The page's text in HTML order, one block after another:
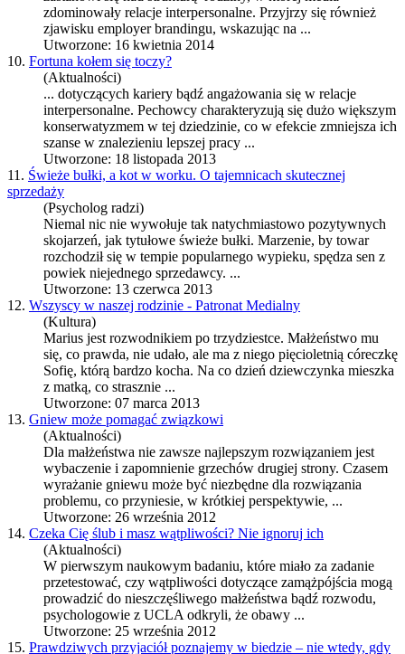
zdominowały relacje interpersonalne. Przyjrzy się również
zjawisku employer brandingu, wskazując na ...
Utworzone: 16 kwietnia 2014
10. Fortuna kołem się toczy?
(Aktualności)
... dotyczących kariery bądź angażowania się w relacje
interpersonalne. Pechowcy charakteryzują się dużo większym
konserwatyzmem w tej dziedzinie, co w efekcie zmniejsza ich
szanse w znalezieniu lepszej pracy ...
Utworzone: 18 listopada 2013
11. Świeże bułki, a kot w worku. O tajemnicach skutecznej
sprzedaży
(Psycholog radzi)
Niemal nic nie wywołuje tak natychmiastowo pozytywnych
skojarzeń, jak tytułowe świeże bułki. Marzenie, by towar
rozchodził się w tempie popularnego wypieku, spędza sen z
powiek niejednego sprzedawcy. ...
Utworzone: 13 czerwca 2013
12. Wszyscy w naszej rodzinie - Patronat Medialny
(Kultura)
Marius jest rozwodnikiem po trzydziestce. Małżeństwo mu
się, co prawda, nie udało, ale ma z niego pięcioletnią córeczkę
Sofię, którą bardzo kocha. Na co dzień dziewczynka mieszka
z matką, co strasznie ...
Utworzone: 07 marca 2013
13. Gniew może pomagać związkowi
(Aktualności)
Dla małżeństwa nie zawsze najlepszym rozwiązaniem jest
wybaczenie i zapomnienie grzechów drugiej strony. Czasem
wyrażanie gniewu może być niezbędne dla rozwiązania
problemu, co przyniesie, w krótkiej perspektywie, ...
Utworzone: 26 września 2012
14. Czeka Cię ślub i masz wątpliwości? Nie ignoruj ich
(Aktualności)
W pierwszym naukowym badaniu, które miało za zadanie
przetestować, czy wątpliwości dotyczące zamążpójścia mogą
prowadzić do nieszczęśliwego małżeństwa bądź rozwodu,
psychologowie z UCLA odkryli, że obawy ...
Utworzone: 25 września 2012
15. Prawdziwych przyjaciół poznajemy w biedzie – nie wtedy, gdy